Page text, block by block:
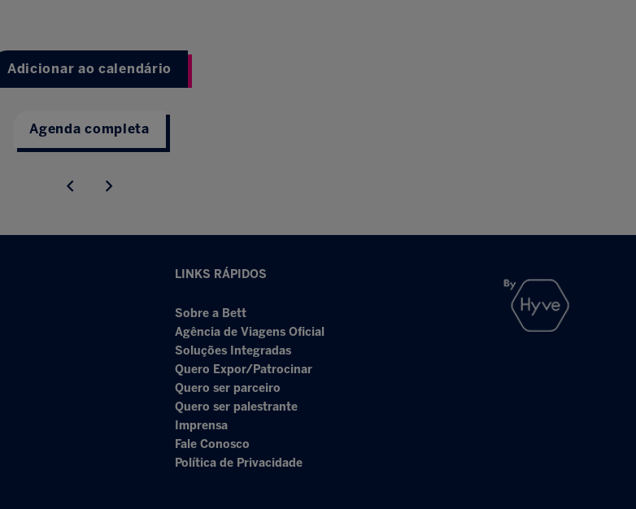
Adicionar ao calendário
Agenda completa
LINKS RÁPIDOS
Sobre a Bett
Agência de Viagens Oficial
Soluções Integradas
Quero Expor/Patrocinar
Quero ser parceiro
Quero ser palestrante
Imprensa
Fale Conosco
Política de Privacidade